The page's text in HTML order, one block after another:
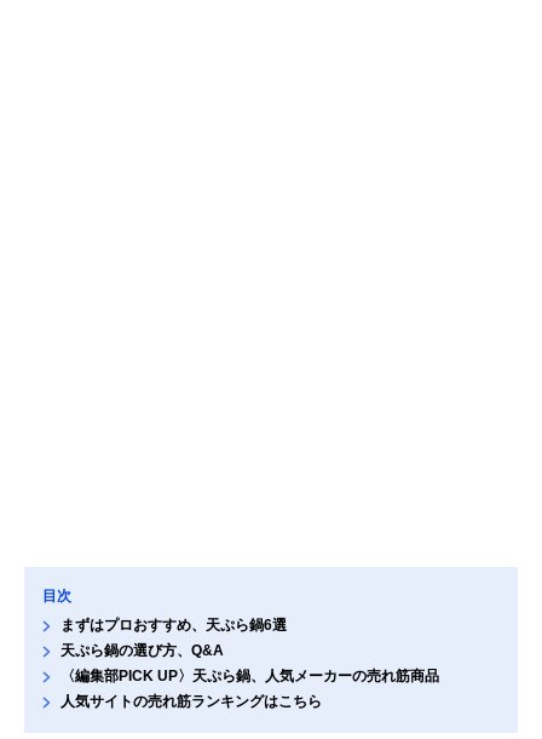
目次
まずはプロおすすめ、天ぷら鍋6選
天ぷら鍋の選び方、Q&A
〈編集部PICK UP〉天ぷら鍋、人気メーカーの売れ筋商品
人気サイトの売れ筋ランキングはこちら